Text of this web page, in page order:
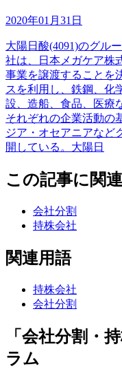
2020年01月31日
大陽日酸(4091)のグル
社は、日本メガケア株
事業を譲渡することを
スを利用し、鉄鋼、化
設、造船、食品、医療
それぞれの企業活動の
ジア・オセアニアなど
開している。大陽日
この記事に関
会社分割
持株会社
関連用語
持株会社
会社分割
「会社分割・
ラム